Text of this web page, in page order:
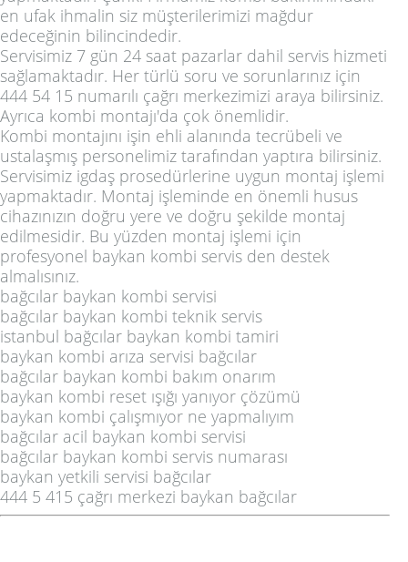
en ufak ihmalin siz müşterilerimizi mağdur
edeceğinin bilincindedir.
Servisimiz 7 gün 24 saat pazarlar dahil servis hizmeti
sağlamaktadır. Her türlü soru ve sorunlarınız için
444 54 15 numarılı çağrı merkezimizi araya bilirsiniz.
Ayrıca kombi montajı'da çok önemlidir.
Kombi montajını işin ehli alanında tecrübeli ve
ustalaşmış personelimiz tarafından yaptıra bilirsiniz.
Servisimiz igdaş prosedürlerine uygun montaj işlemi
yapmaktadır. Montaj işleminde en önemli husus
cihazınızın doğru yere ve doğru şekilde montaj
edilmesidir. Bu yüzden montaj işlemi için
profesyonel baykan kombi servis den destek
almalısınız.
bağcılar baykan kombi servisi
bağcılar baykan kombi teknik servis
istanbul bağcılar baykan kombi tamiri
baykan kombi arıza servisi bağcılar
bağcılar baykan kombi bakım onarım
baykan kombi reset ışığı yanıyor çözümü
baykan kombi çalışmıyor ne yapmalıyım
bağcılar acil baykan kombi servisi
bağcılar baykan kombi servis numarası
baykan yetkili servisi bağcılar
444 5 415 çağrı merkezi baykan bağcılar